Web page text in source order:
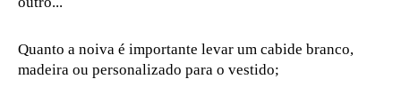
Quanto a noiva é importante levar um cabide branco,
madeira ou personalizado para o vestido;